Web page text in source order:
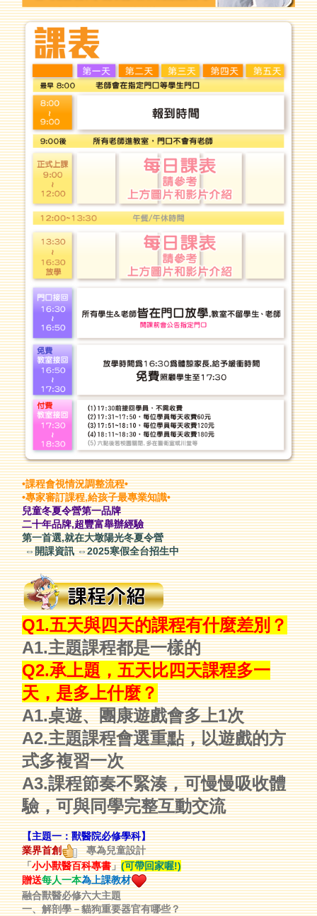
•課程會視情況調整流程•
•專家審訂課程,給孩子最專業知識•
兒童冬夏令營第一品牌
二十年品牌,超豐富舉辦經驗
第一首選,就在大墩陽光冬夏令營
⇔開課資訊 ⇔2025寒假全台招生中
Q1.五天與四天的課程有什麼差別？
A1.主題課程都是一樣的
Q2.承上題，五天比四天課程多一
天，是多上什麼？
A1.桌遊、團康遊戲會多上1次
A2.主題課程會選重點，以遊戲的方
式多複習一次
A3.課程節奏不緊湊，可慢慢吸收體
驗，可與同學完整互動交流
【主題一：獸醫院必修學科】
業界首創
專為兒童設計
「小小獸醫百科專書」(可帶回家喔!)
贈送每人一本為上課教材
融合獸醫必修六大主題
一、解剖學－貓狗重要器官有哪些？